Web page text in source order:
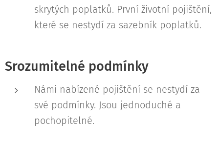
skrytých poplatků. První životní pojištění,
které se nestydí za sazebník poplatků.
Srozumitelné podmínky
Námi nabízené pojištění se nestydí za
své podmínky. Jsou jednoduché a
pochopitelné.